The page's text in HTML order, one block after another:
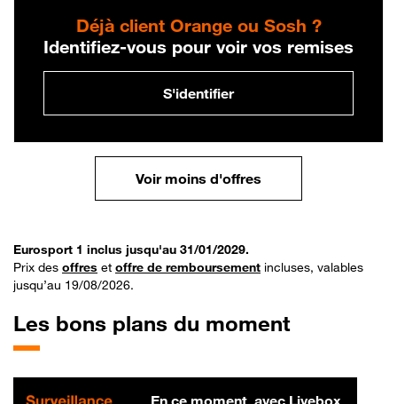
Déjà client Orange ou Sosh ?
Identifiez-vous pour voir vos remises
S'identifier
Voir moins d'offres
Eurosport 1 inclus jusqu'au 31/01/2029.
Prix des offres et offre de remboursement incluses, valables
jusqu’au 19/08/2026.
Les bons plans du moment